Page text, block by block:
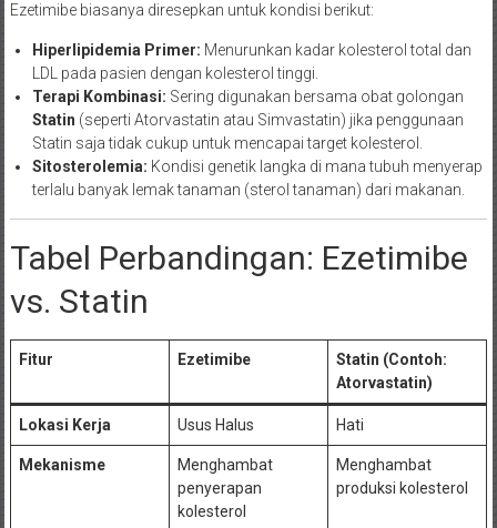
Ezetimibe biasanya diresepkan untuk kondisi berikut:
Hiperlipidemia Primer: Menurunkan kadar kolesterol total dan
LDL pada pasien dengan kolesterol tinggi.
Terapi Kombinasi: Sering digunakan bersama obat golongan
Statin (seperti Atorvastatin atau Simvastatin) jika penggunaan
Statin saja tidak cukup untuk mencapai target kolesterol.
Sitosterolemia: Kondisi genetik langka di mana tubuh menyerap
terlalu banyak lemak tanaman (sterol tanaman) dari makanan.
Tabel Perbandingan: Ezetimibe
vs. Statin
Fitur Ezetimibe
Statin (Contoh:
Atorvastatin)
Lokasi Kerja Usus Halus Hati
Mekanisme
Menghambat
penyerapan
kolesterol
Menghambat
produksi kolesterol